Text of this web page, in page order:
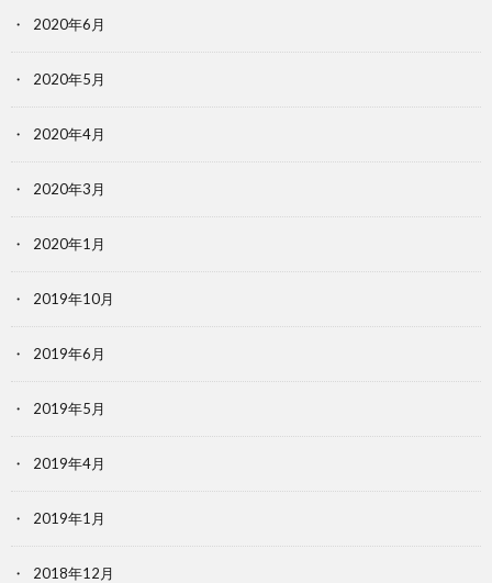
2020年6月
2020年5月
2020年4月
2020年3月
2020年1月
2019年10月
2019年6月
2019年5月
2019年4月
2019年1月
2018年12月